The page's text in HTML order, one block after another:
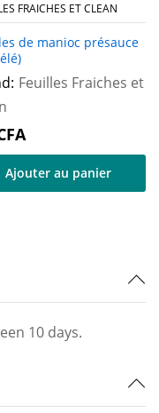
FRAICHES ET CLEAN
de manioc présauce
Feuilles Fraiches et
Ajouter au panier
10 days.